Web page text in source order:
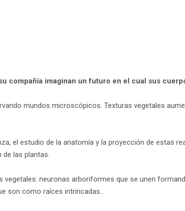
compañía imaginan un futuro en el cual sus
mundos microscópicos. Texturas vegetales
el estudio de la anatomía y la proyección de estas
las plantas.
vegetales: neuronas arboriformes que se unen
son como raíces intrincadas…